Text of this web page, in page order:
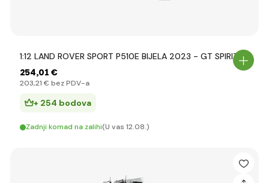
1:12 LAND ROVER SPORT P510E BIJELA 2023 - GT SPIRIT
254,01 €
203,21 € bez PDV-a
+ 254 bodova
Zadnji komad na zalihi(U vas 12.08.)